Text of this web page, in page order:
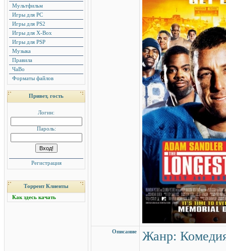
Мультфильм
Игры для PC
Игры для PS2
Игры для X-Box
Игры для PSP
Музыка
Правила
ЧаВо
Форматы файлов
Привет, гость
Логин:
Пароль:
Регистрация
Торрент Клиенты
Как здесь качать
Описание Жанр: